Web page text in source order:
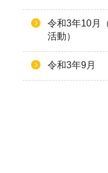
令和3年10月
活動）
令和3年9月